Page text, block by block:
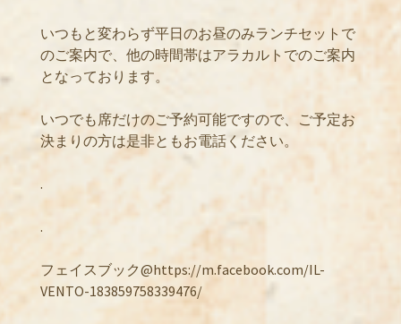
いつもと変わらず平日のお昼のみランチセットで
のご案内で、他の時間帯はアラカルトでのご案内
となっております。
いつでも席だけのご予約可能ですので、ご予定お
決まりの方は是非ともお電話ください。
.
.
フェイスブック@https://m.facebook.com/IL-
VENTO-183859758339476/